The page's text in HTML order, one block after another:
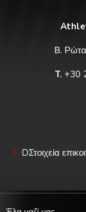
Β.
T. +30
DΣτοιχεία